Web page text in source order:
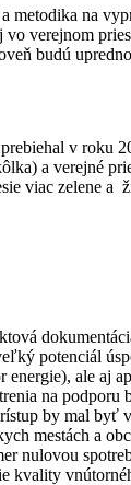
na
verejnom
budú
v roku
a verejné
viac zelene a
potenciál
ale
na
by mal
mestách a